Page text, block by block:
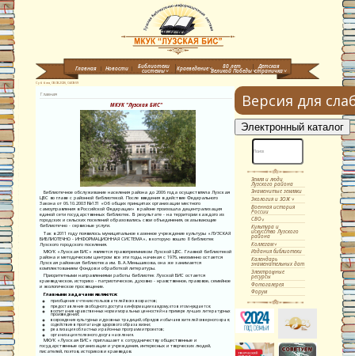
Главная Новости Библиотеки
системы Краеведение 80 лет
Великой Победы
Детская
страничка
Суббота, 08.08.2026, 04:08:59
Главная
МКУК "Лузская БИС"
Библиотечное обслуживание населения района до 2006 года осуществляла Лузская
ЦБС во главе с районной библиотекой. После введения в действие Федерального
Закона от 06.10.2003 №131 «Об общих принципах организации местного
самоуправления в Российской Федерации» в районе произошла децентрализация
единой сети государственных библиотек. В результате - на территории каждого из
городских и сельских поселений образовались свои объединения, оказывающие
библиотечно - сервисные услуги.
Так в 2011 году появилось муниципальное казенное учреждение культуры «ЛУЗСКАЯ
БИБЛИОТЕЧНО - ИНФОРМАЦИОННАЯ СИСТЕМА», в которую вошло 8 библиотек
Лузского городского поселения.
МКУК «Лузская БИС» является правопреемником Лузской ЦБС. Главной библиотекой
района и методическим центром все эти годы, начиная с 1976, неизменно остается
Лузская районная библиотека им. В.А.Меньшикова, она же занимается
комплектованием фондов и обработкой литературы.
Приоритетными направлениями работы библиотек Лузской БИС остается
краеведческое, историко - патриотическое, духовно - нравственное, правовое, семейное
и экологическое просвещение.
Главными задачами являются:
приобщение к чтению пользователей всех возрастов;
предоставление свободного доступа к информации каждому, кто в этом нуждается;
воспитание нравственных норм и моральных ценностей на примере лучших литературных
произведений;
возрождение культурных и духовных традиций, обрядов и обычаев жителей северного края;
содействие в пропаганде здорового образа жизни;
реализация областных и районных программ и проектов;
организация полезного досуга населения.
МКУК «Лузская БИС» приглашает к сотрудничеству общественные и
государственные организации и учреждения, интересных и творческих людей,
писателей, поэтов, историков и краеведов.
Версия для
Земля и люди
Лузского района
Знаменитые земляки
Экология и ЗОЖ
Военная история
России
СВО
Культура и
искусство Лузского
района
Коллегам
Издания библиотеки
Календарь
знаменательных дат
Электронные
ресурсы
Фотогалерея
Форум